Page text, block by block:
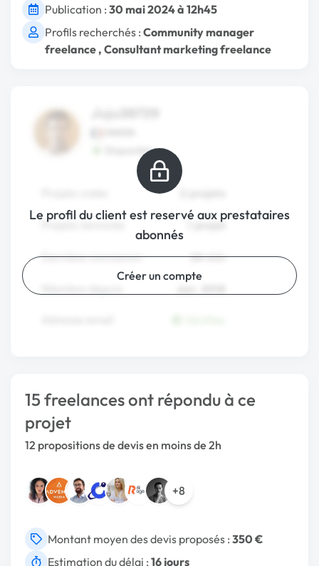
Publication : 30 mai 2024 à 12h45
Profils recherchés : Community manager
freelance , Consultant marketing freelance
Le profil du client est reservé aux prestataires
abonnés
Créer un compte
15 freelances ont répondu à ce
projet
12 propositions de devis en moins de 2h
+8
Montant moyen des devis proposés : 350 €
Estimation du délai : 16 jours